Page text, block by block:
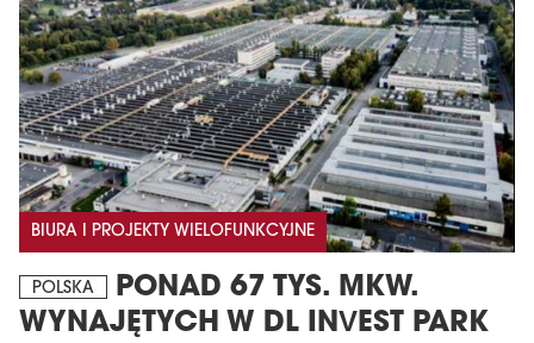
BIURA I PROJEKTY WIELOFUNKCYJNE
POLSKA
PONAD 67 TYS. MKW.
WYNAJĘTYCH W DL INVEST PARK